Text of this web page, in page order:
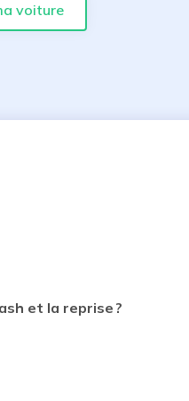
voiture
et la reprise ?